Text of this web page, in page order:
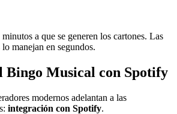
a que se generen los cartones. Las
manejan en segundos.
Bingo Musical con Spotify
modernos adelantan a las
integración con Spotify.